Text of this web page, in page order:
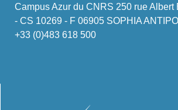
Campus Azur du CNRS 250 rue Albert
- CS 10269 - F 06905 SOPHIA
+33 (0)483 618 500